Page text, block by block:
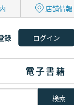
店舗情
録
電子書籍